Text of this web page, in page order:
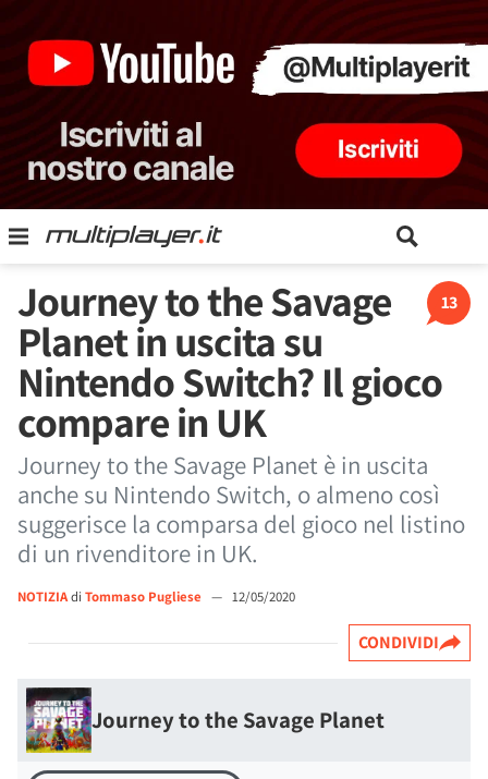
13
Journey to the Savage
Planet in uscita su
Nintendo Switch? Il gioco
compare in UK
Journey to the Savage Planet è in uscita
anche su Nintendo Switch, o almeno così
suggerisce la comparsa del gioco nel listino
di un rivenditore in UK.
NOTIZIAdi Tommaso Pugliese — 12/05/2020
CONDIVIDI
Journey to the Savage Planet